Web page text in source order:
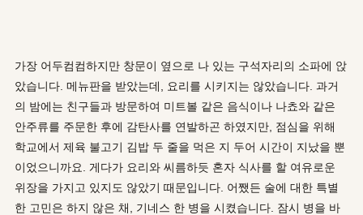
가장 어두컴컴하지만 창문이 옆으로 나 있는 구석자리의 소파에 앉
았습니다. 메뉴판을 받았는데, 요리를 시키지는 않았습니다. 과거
의 밤에는 친구들과 방문하여 미트볼 같은 음식이나 나쵸와 같은
안주류를 주문한 후에 감탄사를 연발하곤 하였지만, 점심을 위해
학교에서 제육 불고기 김밥 두 줄을 먹은 지 두어 시간이 지났을 뿐
이었으니까요. 게다가 요리와 씨름하듯 혼자 식사를 할 여유로운
위장을 가지고 있지도 않았기 때문입니다. 어쨌든 술에 대한 특별
한 고민은 하지 않은 채, 기네스 한 병을 시켰습니다. 잠시 병을 바